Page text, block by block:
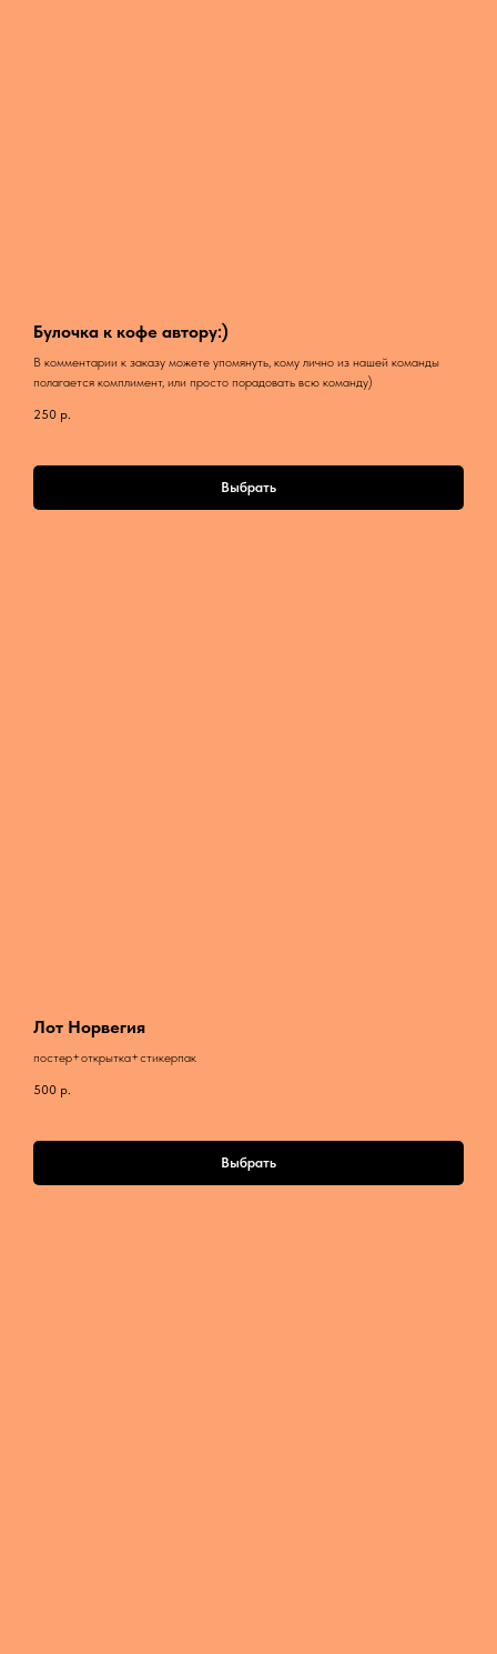
Булочка к кофе автору:)
В комментарии к заказу можете упомянуть, кому лично из нашей команды
полагается комплимент, или просто порадовать всю команду)
250 р.
Выбрать
Лот Норвегия
постер+открытка+стикерпак
500 р.
Выбрать